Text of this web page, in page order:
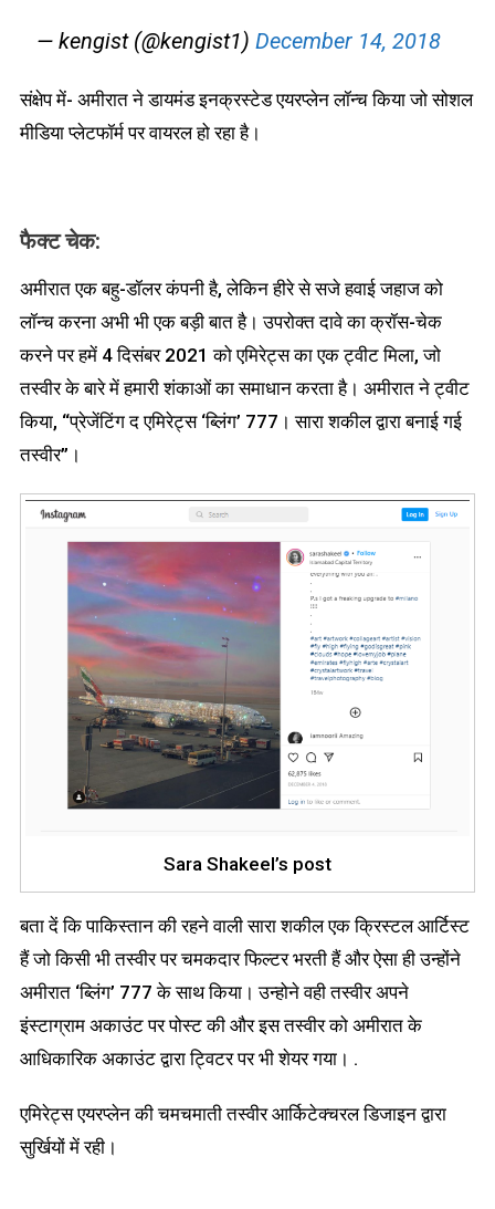
— kengist (@kengist1) December 14, 2018
संक्षेप में- अमीरात ने डायमंड इनक्रस्टेड एयरप्लेन लॉन्च किया जो सोशल
मीडिया प्लेटफॉर्म पर वायरल हो रहा है।
फैक्ट चेक:
अमीरात एक बहु-डॉलर कंपनी है, लेकिन हीरे से सजे हवाई जहाज को
लॉन्च करना अभी भी एक बड़ी बात है। उपरोक्त दावे का क्रॉस-चेक
करने पर हमें 4 दिसंबर 2021 को एमिरेट्स का एक ट्वीट मिला, जो
तस्वीर के बारे में हमारी शंकाओं का समाधान करता है। अमीरात ने ट्वीट
किया, “प्रेजेंटिंग द एमिरेट्स ‘ब्लिंग’ 777। सारा शकील द्वारा बनाई गई
तस्वीर”।
Sara Shakeel’s post
बता दें कि पाकिस्तान की रहने वाली सारा शकील एक क्रिस्टल आर्टिस्ट
हैं जो किसी भी तस्वीर पर चमकदार फिल्टर भरती हैं और ऐसा ही उन्होंने
अमीरात ‘ब्लिंग’ 777 के साथ किया। उन्होने वही तस्वीर अपने
इंस्टाग्राम अकाउंट पर पोस्ट की और इस तस्वीर को अमीरात के
आधिकारिक अकाउंट द्वारा ट्विटर पर भी शेयर गया। .
एमिरेट्स एयरप्लेन की चमचमाती तस्वीर आर्किटेक्चरल डिजाइन द्वारा
सुर्खियों में रही।